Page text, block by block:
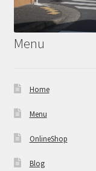
Menu
Home
Menu
OnlineShop
Blog